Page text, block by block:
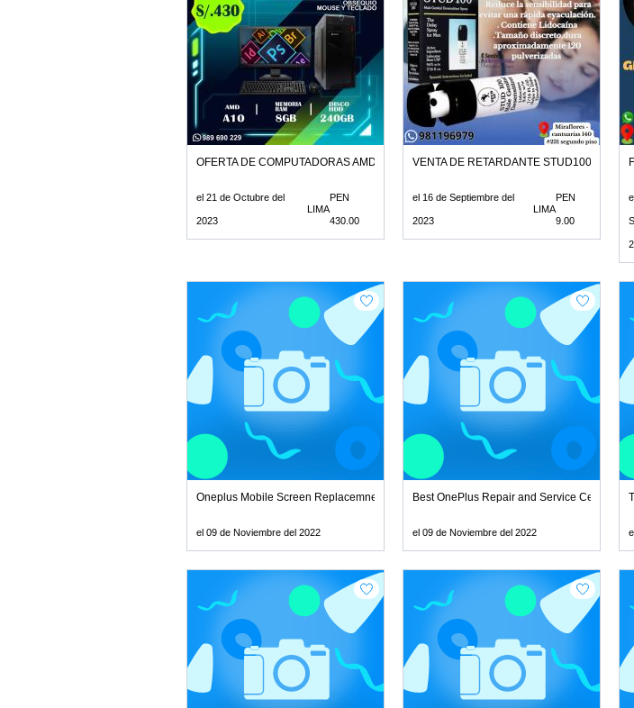
OFERTA DE COMPUTADORAS AMD
el 21 de Octubre del
2023
LIMA
PEN
430.00
VENTA DE RETARDANTE STUD100-
el 16 de Septiembre del
2023
LIMA
PEN
9.00
Oneplus Mobile Screen Replacemnet Services In Vizag
el 09 de Noviembre del 2022
Best OnePlus Repair and Service Center
el 09 de Noviembre del 2022